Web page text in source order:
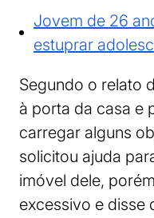
Jovem de 26
estuprar
Segundo o relato
à porta da casa e
carregar alguns
solicitou ajuda
imóvel dele,
excessivo e disse